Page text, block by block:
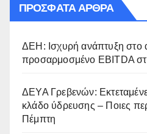
ΠΡΌΣΦΑΤΑ ΆΡΘΡΑ
ΔΕΗ: Ισχυρή ανάπτυξη στο
προσαρμοσμένο EBITDA
ΔΕΥΑ Γρεβενών:
κλάδο ύδρευσης – Ποιες
Πέμπτη